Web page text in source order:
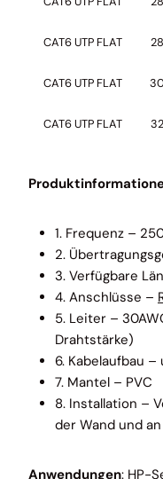
CAT6 UTP FLAT
CAT6 UTP FLAT
CAT6 UTP FLAT
1. Frequenz –
2.
3. Verfügbare
4. Anschlüsse –
5. Leiter –
Drahtstärke)
6. Kabelaufbau
7. Mantel – PVC
8. Installation –
der Wand und
Anwendungen: HP-